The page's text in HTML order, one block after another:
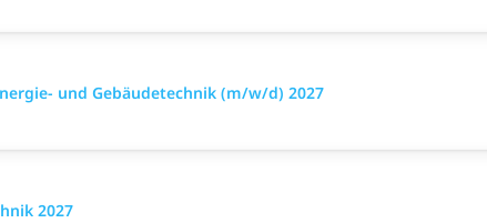
und Gebäudetechnik (m/w/d) 2027
2027